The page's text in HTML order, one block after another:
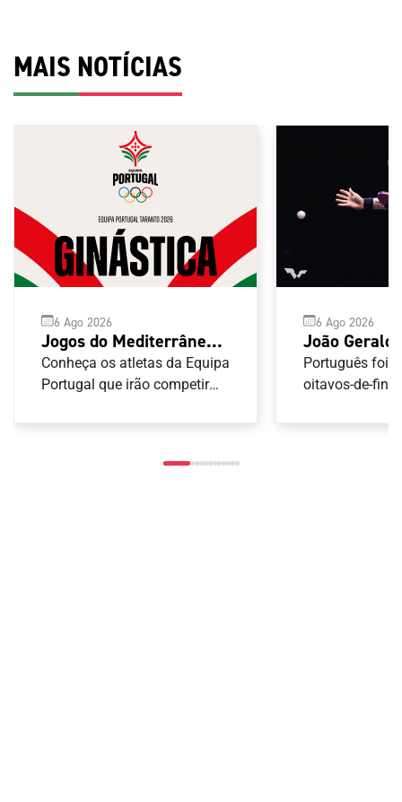
MAIS NOTÍCIAS
6 Ago 2026
Jogos do Mediterrâneo
Taranto 2026: Ginástica
Conheça os atletas da Equipa
Portugal que irão competir
6 Ago 2026
João
participação
Português foi
oitavos-de-final